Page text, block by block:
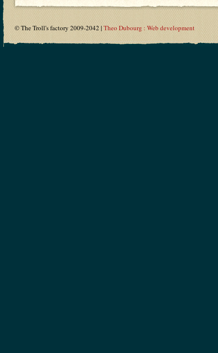
© The Troll's factory 2009-2042 | Theo Dubourg : Web development